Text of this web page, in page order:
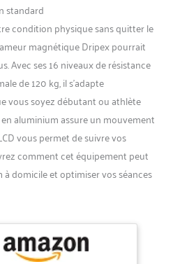
condition physique sans quitter le
magnétique Dripex pourrait
Avec ses 16 niveaux de résistance
de 120 kg, il s’adapte
vous soyez débutant ou athlète
aluminium assure un mouvement
vous permet de suivre vos
comment cet équipement peut
domicile et optimiser vos séances